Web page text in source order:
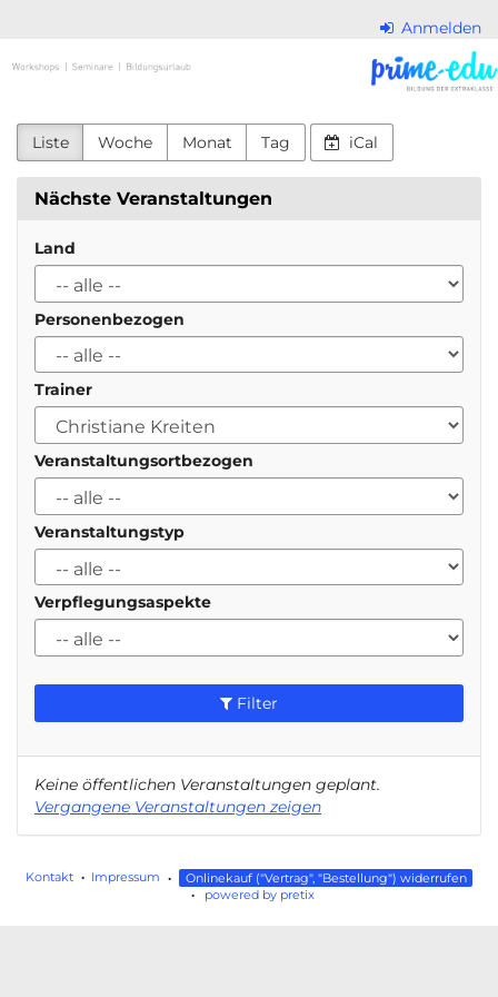
Inhalt
Anmelden
PRIME-
eine
Marke
von
KURPFALZ
INSTITUT
Liste Woche Monat Tag iCal
Nächste Veranstaltungen
Land
Personenbezogen
Trainer
Veranstaltungsortbezogen
Veranstaltungstyp
Verpflegungsaspekte
Filter
Keine öffentlichen Veranstaltungen geplant.
Vergangene Veranstaltungen zeigen
Kontakt Impressum
Onlinekauf ("Vertrag", "Bestellung") widerrufen
powered by pretix